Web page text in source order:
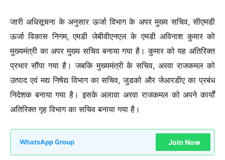
जारी अधिसूचना के अनुसार ऊर्जा विभाग के अपर मुख्य सचिव, सीएमडी
ऊर्जा विकास निगम, एमडी जेबीवीएनएल के एमडी अविनाश कुमार को
मुख्यमंत्री का अपर मुख्य सचिव बनाया गया है। कुमार को यह अतिरिक्त
प्रभार सौंपा गया है। जबकि मुख्यमंत्री के सचिव, अरवा राजकमल को
उत्पाद एवं मद्य निषेद्य विभाग का सचिव, जुडको और जेआरडीए का प्रबंध
निदेशक बनाया गया है। इसके अलावा अरवा राजकमल को अपने कार्यों
अतिरिक्त गृह विभाग का सचिव बनाया गया है।
WhatsApp Group Join Now